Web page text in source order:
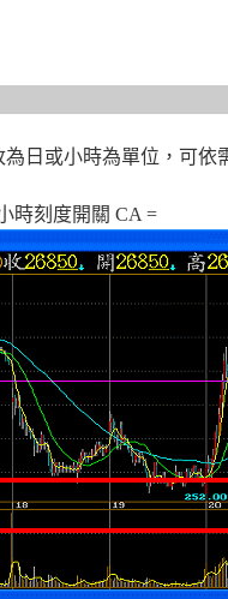
日或小時為單位，可依
時刻度開關 CA =